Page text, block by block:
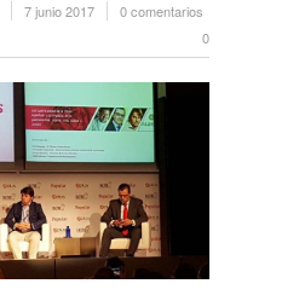
7 junio 2017
0 comentarios
0